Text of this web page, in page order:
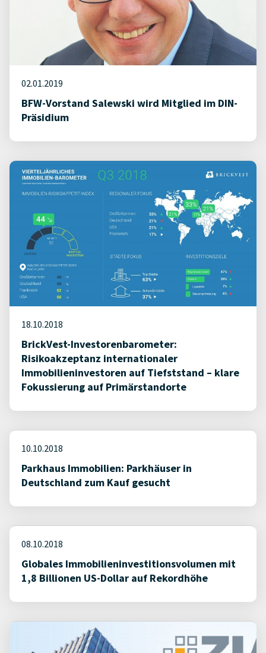
02.01.2019
BFW-Vorstand Salewski wird Mitglied im DIN-
Präsidium
18.10.2018
BrickVest-Investorenbarometer:
Risikoakzeptanz internationaler
Immobilieninvestoren auf Tiefststand – klare
Fokussierung auf Primärstandorte
10.10.2018
Parkhaus Immobilien: Parkhäuser in
Deutschland zum Kauf gesucht
08.10.2018
Globales Immobilieninvestitionsvolumen mit
1,8 Billionen US-Dollar auf Rekordhöhe